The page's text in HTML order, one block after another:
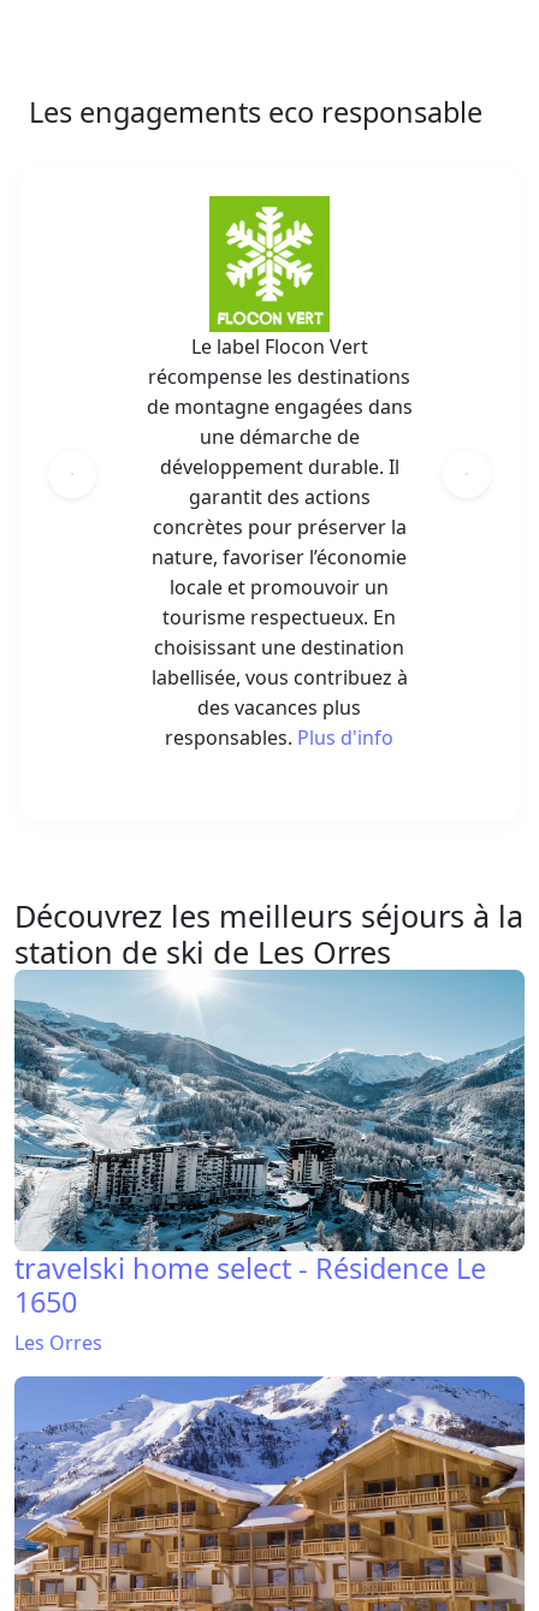
Les engagements eco responsable
Le label Flocon Vert
récompense les destinations
de montagne engagées dans
une démarche de
développement durable. Il
garantit des actions
concrètes pour préserver la
nature, favoriser l’économie
locale et promouvoir un
tourisme respectueux. En
choisissant une destination
labellisée, vous contribuez à
des vacances plus
responsables. Plus d'info
Découvrez les meilleurs séjours à la
station de ski de Les Orres
travelski home select - Résidence Le
1650
Les Orres